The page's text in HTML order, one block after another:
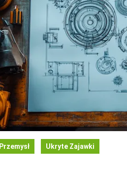
Przemysł Ukryte Zajawki